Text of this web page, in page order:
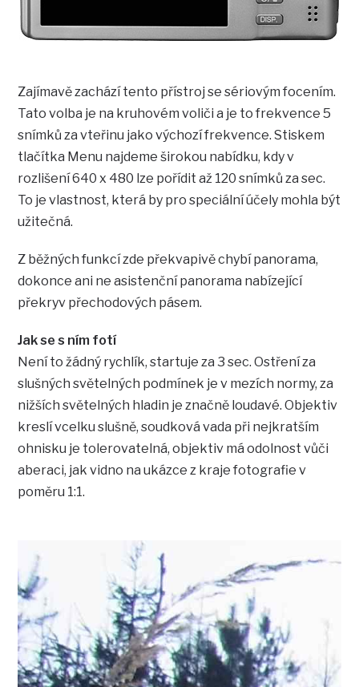
Zajímavě zachází tento přístroj se sériovým focením.
Tato volba je na kruhovém voliči a je to frekvence 5
snímků za vteřinu jako výchozí frekvence. Stiskem
tlačítka Menu najdeme širokou nabídku, kdy v
rozlišení 640 x 480 lze pořídit až 120 snímků za sec.
To je vlastnost, která by pro speciální účely mohla být
užitečná.
Z běžných funkcí zde překvapivě chybí panorama,
dokonce ani ne asistenční panorama nabízející
překryv přechodových pásem.
Jak se s ním fotí
Není to žádný rychlík, startuje za 3 sec. Ostření za
slušných světelných podmínek je v mezích normy, za
nižších světelných hladin je značně loudavé. Objektiv
kreslí vcelku slušně, soudková vada při nejkratším
ohnisku je tolerovatelná, objektiv má odolnost vůči
aberaci, jak vidno na ukázce z kraje fotografie v
poměru 1:1.